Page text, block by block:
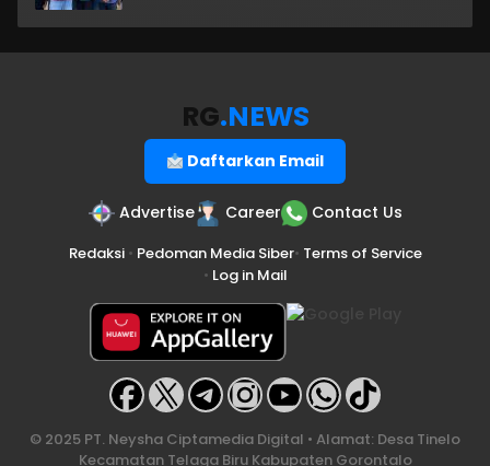
RG.NEWS
Daftarkan Email
Advertise Career Contact Us
Redaksi• Pedoman Media Siber• Terms of Service
• Log in Mail
© 2025 PT. Neysha Ciptamedia Digital • Alamat: Desa Tinelo
Kecamatan Telaga Biru Kabupaten Gorontalo